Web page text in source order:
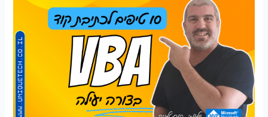
יעילה:
10
טיפים
והמלצות